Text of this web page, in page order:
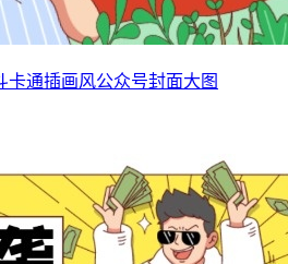
卡通插画风公众号封面大图